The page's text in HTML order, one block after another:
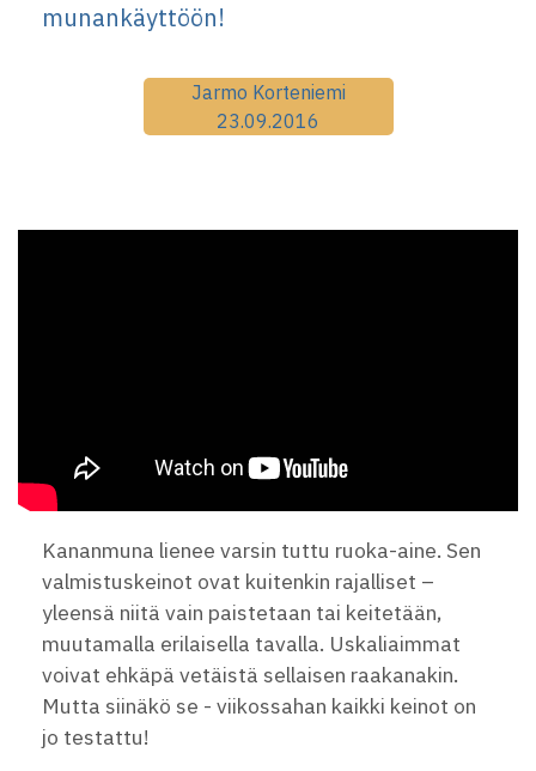
munankäyttöön!
Jarmo Korteniemi
23.09.2016
Kananmuna lienee varsin tuttu ruoka-aine. Sen
valmistuskeinot ovat kuitenkin rajalliset –
yleensä niitä vain paistetaan tai keitetään,
muutamalla erilaisella tavalla. Uskaliaimmat
voivat ehkäpä vetäistä sellaisen raakanakin.
Mutta siinäkö se - viikossahan kaikki keinot on
jo testattu!